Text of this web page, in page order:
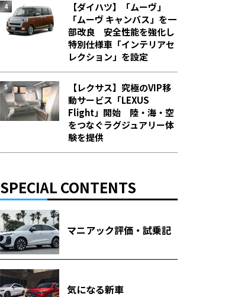
【ダイハツ】「ムーヴ」
「ムーヴ キャンバス」を一
部改良 安全性能を強化し
特別仕様車「インテリアセ
レクション」を設定
【レクサス】究極のVIP移
動サービス「LEXUS
Flight」開始 陸・海・空
をつなぐラグジュアリー体
験を提供
SPECIAL CONTENTS
マニアック評価・試乗記
気になる新車